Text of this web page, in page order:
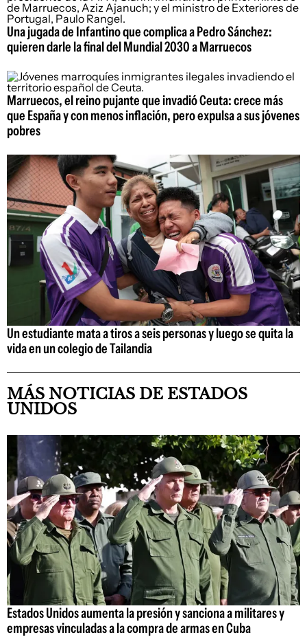
Una jugada de Infantino que complica a Pedro Sánchez:
quieren darle la final del Mundial 2030 a Marruecos
Marruecos, el reino pujante que invadió Ceuta: crece más
que España y con menos inflación, pero expulsa a sus jóvenes
pobres
Un estudiante mata a tiros a seis personas y luego se quita la
vida en un colegio de Tailandia
MÁS NOTICIAS DE ESTADOS
UNIDOS
Estados Unidos aumenta la presión y sanciona a militares y
empresas vinculadas a la compra de armas en Cuba